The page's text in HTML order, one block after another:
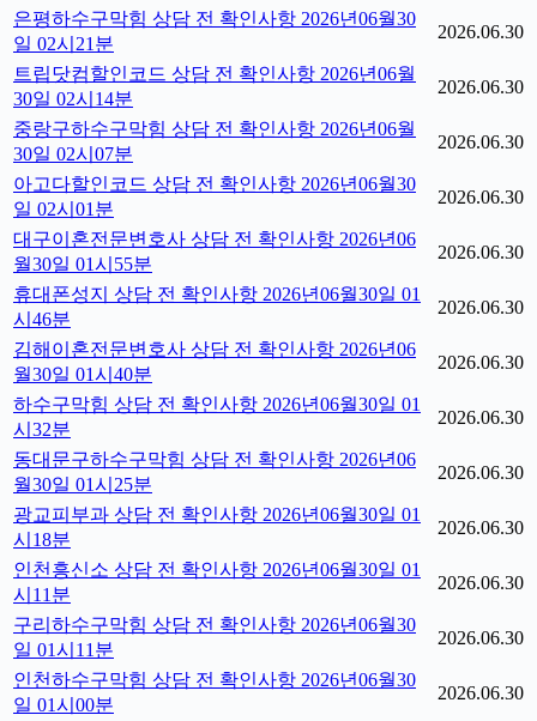
은평하수구막힘 상담 전 확인사항 2026년06월30
일 02시21분
2026.06.30
트립닷컴할인코드 상담 전 확인사항 2026년06월
30일 02시14분
2026.06.30
중랑구하수구막힘 상담 전 확인사항 2026년06월
30일 02시07분
2026.06.30
아고다할인코드 상담 전 확인사항 2026년06월30
일 02시01분
2026.06.30
대구이혼전문변호사 상담 전 확인사항 2026년06
월30일 01시55분
2026.06.30
휴대폰성지 상담 전 확인사항 2026년06월30일 01
시46분
2026.06.30
김해이혼전문변호사 상담 전 확인사항 2026년06
월30일 01시40분
2026.06.30
하수구막힘 상담 전 확인사항 2026년06월30일 01
시32분
2026.06.30
동대문구하수구막힘 상담 전 확인사항 2026년06
월30일 01시25분
2026.06.30
광교피부과 상담 전 확인사항 2026년06월30일 01
시18분
2026.06.30
인천흥신소 상담 전 확인사항 2026년06월30일 01
시11분
2026.06.30
구리하수구막힘 상담 전 확인사항 2026년06월30
일 01시11분
2026.06.30
인천하수구막힘 상담 전 확인사항 2026년06월30
일 01시00분
2026.06.30